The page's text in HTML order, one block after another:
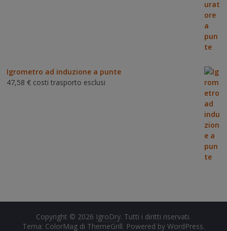
Igrometro ad induzione a punte
47,58 € costi trasporto esclusi
Copyright © 2026 IgroDry. Tutti i diritti riservati.
Tema: ColorMag di ThemeGrill. Powered by WordPress.